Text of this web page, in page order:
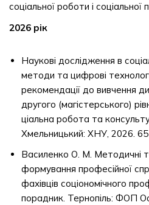
соціальної роботи і соціальної
2026 рік
Наукові дослідження в
методи та цифрові
рекомендації до вивчення
другого (магістерського)
ціальна робота та
Хмельницький: ХНУ, 2026. 65
Василенко О. М. Методичні
формування професійної
фахівців соціономічного
порадник. Тернопіль: ФОП